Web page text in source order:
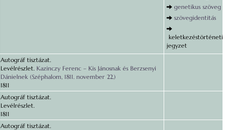
genetikus szöveg
szövegidentitás
keletkezéstörténeti
jegyzet
Autográf tisztázat.
Levélrészlet. Kazinczy Ferenc – Kis Jánosnak és Berzsenyi
Dánielnek (Széphalom, 1811. november 22.)
1811
Autográf tisztázat.
Levélrészlet.
1811
Autográf tisztázat.